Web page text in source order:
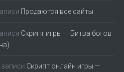
Продаются все сайты
Скрипт игры — Битва богов
записи Скрипт онлайн игры —